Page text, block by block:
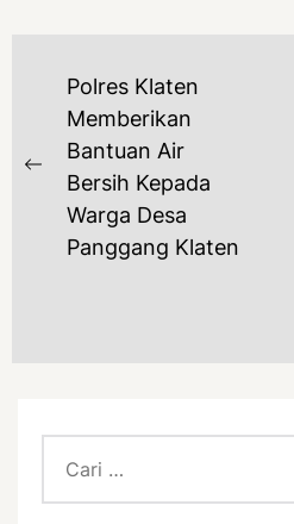
NAVIGASI
POS
Previous
post:
Polres Klaten
Memberikan
Bantuan Air
Bersih Kepada
Warga Desa
Panggang Klaten
untuk: